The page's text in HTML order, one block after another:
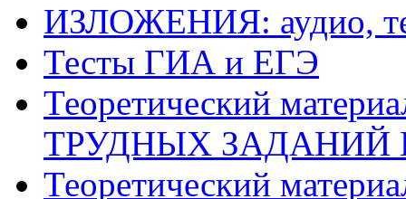
ИЗЛОЖЕНИЯ: аудио,
Тесты ГИА и ЕГЭ
Теоретический
ТРУДНЫХ ЗАДАНИЙ
Теоретический